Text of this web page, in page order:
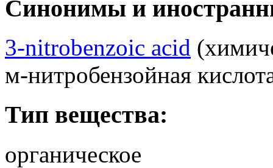
Синонимы и
3-nitrobenzoic acid
м-нитробензойная
Тип вещества:
органическое